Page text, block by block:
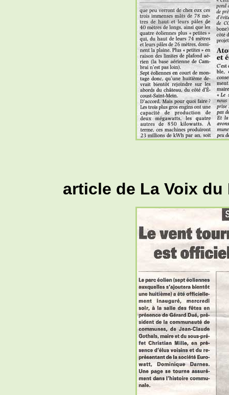
article de La Voix du